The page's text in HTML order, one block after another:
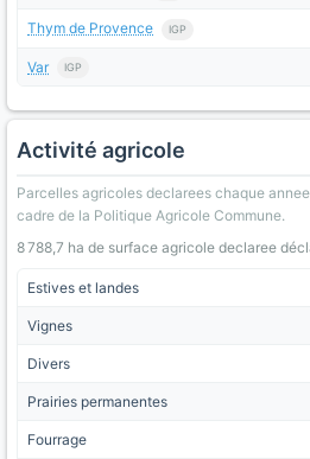
Thym de Provence IGP
Var IGP
Activité agricole
Parcelles agricoles declarees chaque
cadre de la Politique Agricole Commune.
8 788,7 ha de surface agricole declaree
Estives et landes
Vignes
Divers
Prairies permanentes
Fourrage